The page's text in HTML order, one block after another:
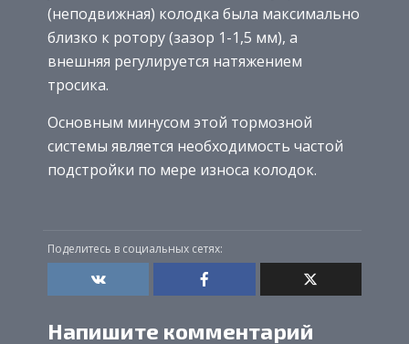
(неподвижная) колодка была максимально
близко к ротору (зазор 1-1,5 мм), а
внешняя регулируется натяжением
тросика.
Основным минусом этой тормозной
системы является необходимость частой
подстройки по мере износа колодок.
Поделитесь в социальных сетях:
Напишите комментарий